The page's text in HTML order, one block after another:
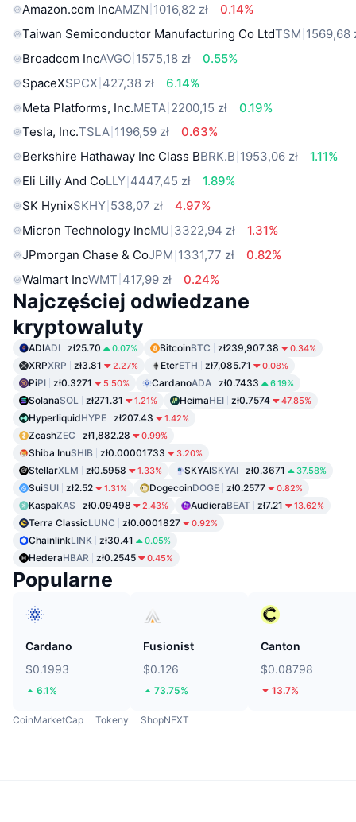
Amazon.com IncAMZN 1016,82 zł
0.14%
Taiwan Semiconductor Manufacturing Co LtdTSM 1569,68
Broadcom IncAVGO 1575,18 zł
0.55%
SpaceXSPCX 427,38 zł
6.14%
Meta Platforms, Inc.META 2200,15 zł
0.19%
Tesla, Inc.TSLA 1196,59 zł
0.63%
Berkshire Hathaway Inc Class BBRK.B 1953,06 zł
1.11%
Eli Lilly And CoLLY 4447,45 zł
1.89%
SK HynixSKHY 538,07 zł
4.97%
Micron Technology IncMU 3322,94 zł
1.31%
JPmorgan Chase & CoJPM 1331,77 zł
0.82%
Walmart IncWMT 417,99 zł 0.24%
Najczęściej odwiedzane
kryptowaluty
ADIADI zł25.70 0.07% BitcoinBTC zł239,907.38 0.34%
XRPXRP zł3.81 2.27% EterETH zł7,085.71 0.08%
PiPI zł0.3271 5.50% CardanoADA zł0.7433 6.19%
SolanaSOL zł271.31 1.21% HeimaHEI zł0.7574 47.85%
HyperliquidHYPE zł207.43 1.42%
ZcashZEC zł1,882.28 0.99%
Shiba InuSHIB zł0.00001733 3.20%
StellarXLM zł0.5958 1.33% SKYAISKYAI zł0.3671 37.58%
SuiSUI zł2.52 1.31% DogecoinDOGE zł0.2577 0.82%
KaspaKAS zł0.09498 2.43% AudieraBEAT zł7.21 13.62%
Terra ClassicLUNC zł0.0001827 0.92%
ChainlinkLINK zł30.41 0.05%
HederaHBAR zł0.2545 0.45%
Popularne
Cardano
$0.1993
6.1%
Fusionist
$0.126
73.75%
Canton
$0.08798
13.7%
CoinMarketCap Tokeny ShopNEXT